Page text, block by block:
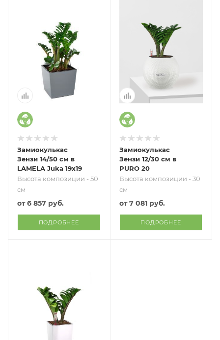
Замиокулькас
Зензи 14/50 см в
LAMELA Juka 19x19
Высота композиции - 50
см
от6 857 руб.
ПОДРОБНЕЕ
Замиокулькас
Зензи 12/30 см в
PURO 20
Высота композиции - 30
см
от7 081 руб.
ПОДРОБНЕЕ